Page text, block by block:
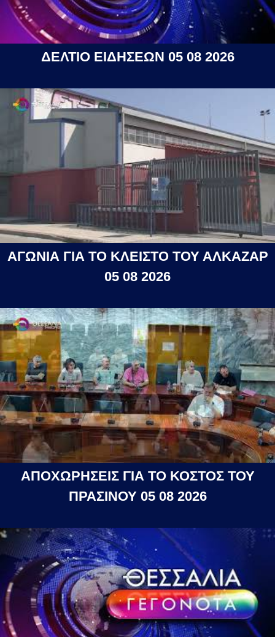
ΔΕΛΤΙΟ ΕΙΔΗΣΕΩΝ 05 08 2026
ΑΓΩΝΙΑ ΓΙΑ ΤΟ ΚΛΕΙΣΤΟ ΤΟΥ ΑΛΚΑΖΑΡ
05 08 2026
ΑΠΟΧΩΡΗΣΕΙΣ ΓΙΑ ΤΟ ΚΟΣΤΟΣ ΤΟΥ
ΠΡΑΣΙΝΟΥ 05 08 2026